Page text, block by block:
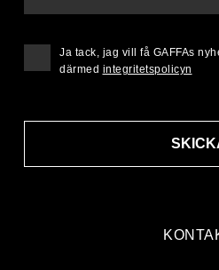
Ja tack, jag vill få GAFFAs
därmed integritetspolicyn